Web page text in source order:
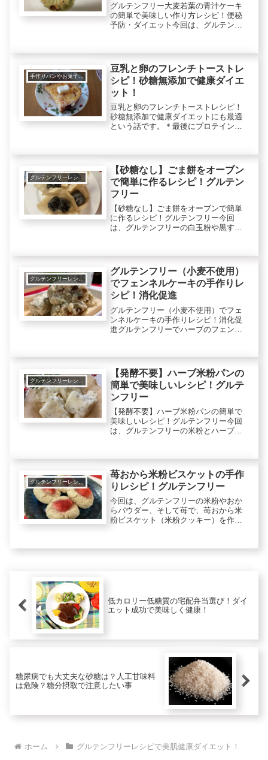
グルテンフリー大麦若葉の青汁ケーキ
の簡単で美味しい作り方レシピ！便秘
予防・ダイエット今回は、グルテンフ
他ではオートミール、米粉なども使い
ます。大麦若葉の青汁は、老化予防、
整腸...
手作りパンやお菓子など
豆乳と卵のフレンチトーストレ
シピ！砂糖無添加で健康ダイエ
ット！
豆乳と卵のフレンチトーストレシピ！
砂糖無添加で健康ダイエットにも最適
という話です。＊最後にプロテインが
シピを残します。出来上がりはこちら
豆乳と卵のフレンチトーストレシピレ
シ...
グルテンフリーレシピで美肌健康ダイエット！
【砂糖なし】ごま餅をオーブン
で簡単に作るレシピ！グルテン
フリー
【砂糖なし】ごま餅をオーブンで簡単
に作るレシピ！グルテンフリー今回
は、グルテンフリーの白玉粉や黒すり
や消化吸収が良くなります。胡麻は、
血液サラサラ効果、抗酸化作用で老化
予防...
グルテンフリーレシピで美肌健康ダイエット！
グルテンフリー（小麦不使用）
でフェンネルケーキの手作りレ
シピ！消化促進
グルテンフリー（小麦不使用）でフェ
ンネルケーキの手作りレシピ！消化促
進グルテンフリーでハーブのフェンネ
もたれの予防に役立ちます。腸内環境
の改善で便秘予防やダイエットにも期
待...
【発酵不要】ハーブ米粉パンの
簡単で美味しいレシピ！グルテ
ンフリー
【発酵不要】ハーブ米粉パンの簡単で
美味しいレシピ！グルテンフリー今回
は、グルテンフリーの米粉とハーブな
コレステロールを下げる効果も期待で
きます。ハーブは、今回ローズマリー
を...
グルテンフリーレシピで美肌健康ダイエット！
苺おから米粉ビスケットの手作
りレシピ！グルテンフリー
今回は、グルテンフリーの米粉やおか
らパウダー、そして苺で、苺おから米
粉ビスケット（米粉クッキー）を作り
す。おからパウダーは、食物繊維が多
低カロリー低糖質の宅配弁当選び！ダイ
エット成功で美味しく健康！
糖尿病でも大丈夫な砂糖は？人工甘味料
は危険？糖分摂取で注意したい事
ホーム グルテンフリーレシピで美肌健康ダイエット！